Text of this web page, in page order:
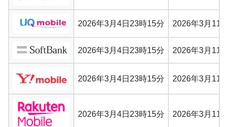
2026年3月4日23時15分 2026年3月11
2026年3月4日23時15分 2026年3月11
2026年3月4日23時15分 2026年3月11
2026年3月4日23時15分 2026年3月11